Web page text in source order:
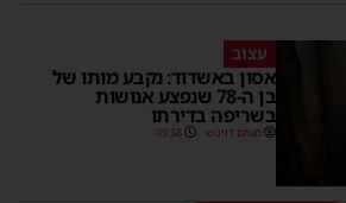
עצוב
אסון באשדוד: נקבע מותו של
בן ה-78 שנפצע אנושות
בשריפה בדירתו
מנחם דויטש 09:38